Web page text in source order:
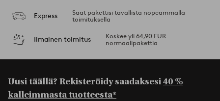
Express
Saat pakettisi tavallista nopeammalla
toimituksella
Ilmainen toimitus
Koskee yli 64,90 EUR
normaalipakettia
Uusi täällä? Rekisteröidy saadaksesi40 %
kalleimmasta tuotteesta*